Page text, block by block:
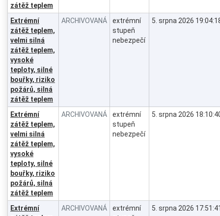
zátěž teplem
Extrémní
zátěž teplem,
velmi silná
zátěž teplem,
vysoké
teploty, silné
bouřky, riziko
požárů, silná
zátěž teplem
ARCHIVOVANÁ
extrémní
stupeň
nebezpečí
5. srpna 2026
Extrémní
zátěž teplem,
velmi silná
zátěž teplem,
vysoké
teploty, silné
bouřky, riziko
požárů, silná
zátěž teplem
ARCHIVOVANÁ
extrémní
stupeň
nebezpečí
5. srpna 2026
Extrémní
ARCHIVOVANÁ
extrémní
5. srpna 2026